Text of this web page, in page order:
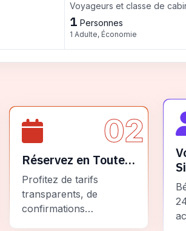
Voyageurs et classe de
1 Personnes
1 Adulte, Économie
02
Réservez en Toute
Sécurité
Profitez de tarifs
transparents, de
confirmations